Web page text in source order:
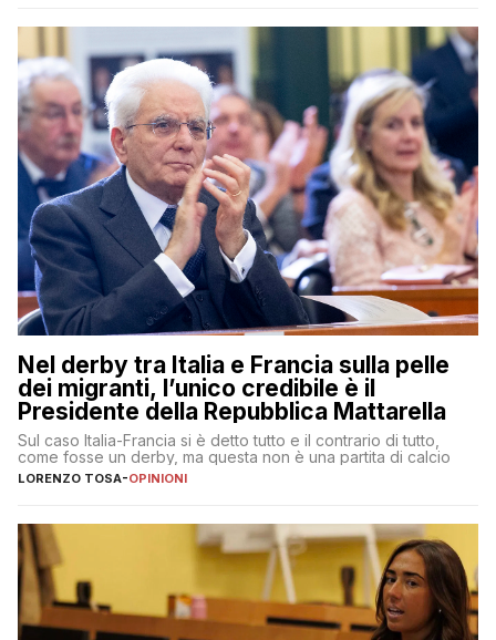
Nel derby tra Italia e Francia sulla pelle
dei migranti, l’unico credibile è il
Presidente della Repubblica Mattarella
Sul caso Italia-Francia si è detto tutto e il contrario di tutto,
come fosse un derby, ma questa non è una partita di calcio
LORENZO TOSA-OPINIONI